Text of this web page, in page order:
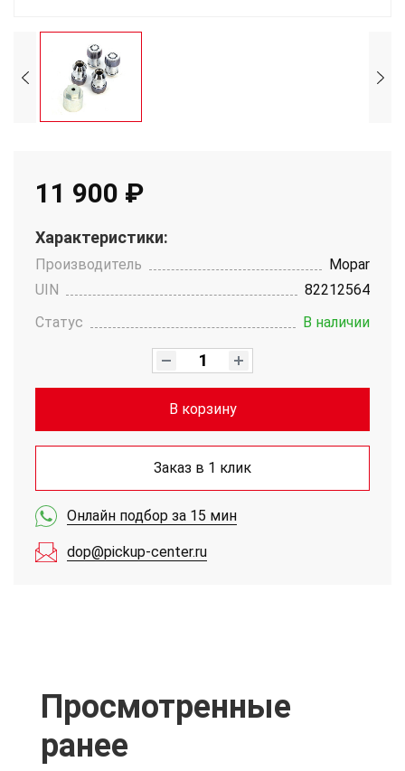
11 900 ₽
Характеристики:
Производитель
Mopar
UIN
82212564
Статус
В наличии
В корзину
Заказ в 1 клик
Онлайн подбор за 15 мин
dop@pickup-center.ru
Просмотренные
ранее